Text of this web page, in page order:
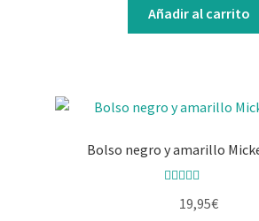
original
era:
es:
Añadir al carrito
Bolso negro y amarillo
5.00
19,95€